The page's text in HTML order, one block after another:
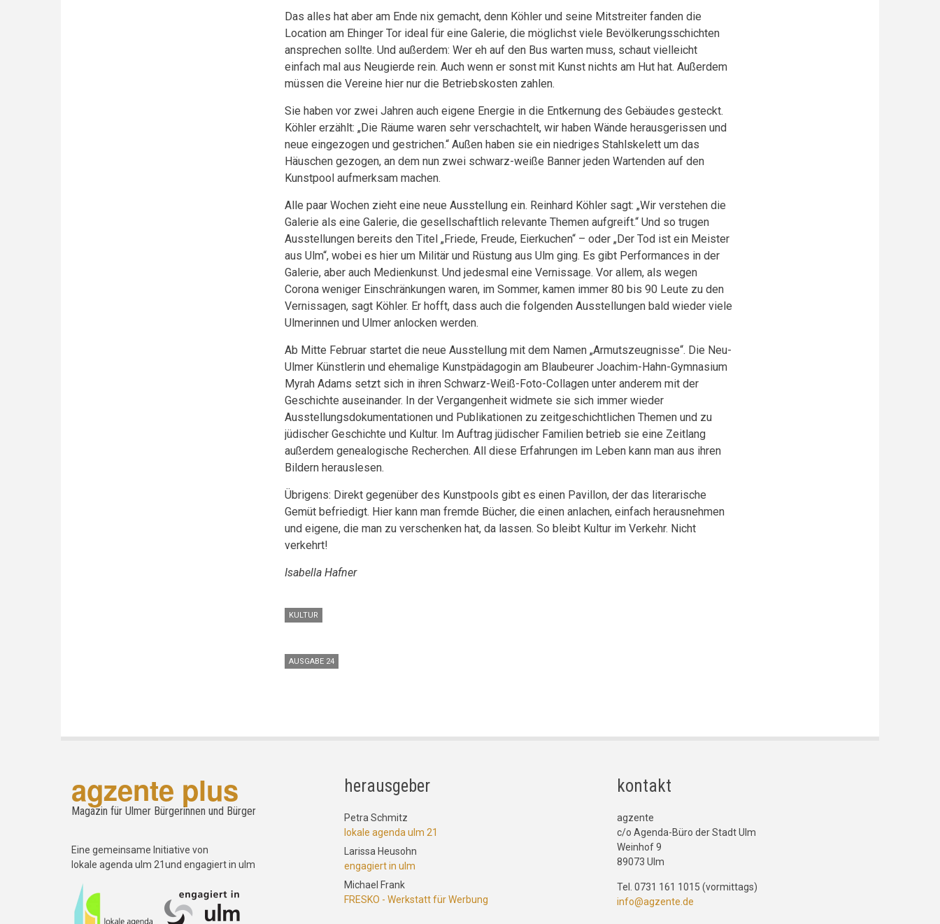
Das alles hat aber am Ende nix gemacht, denn Köhler und seine Mitstreiter fanden die
Location am Ehinger Tor ideal für eine Galerie, die möglichst viele Bevölkerungsschichten
ansprechen sollte. Und außerdem: Wer eh auf den Bus warten muss, schaut vielleicht
einfach mal aus Neugierde rein. Auch wenn er sonst mit Kunst nichts am Hut hat. Außerdem
müssen die Vereine hier nur die Betriebskosten zahlen.
Sie haben vor zwei Jahren auch eigene Energie in die Entkernung des Gebäudes gesteckt.
Köhler erzählt: „Die Räume waren sehr verschachtelt, wir haben Wände herausgerissen und
neue eingezogen und gestrichen.“ Außen haben sie ein niedriges Stahlskelett um das
Häuschen gezogen, an dem nun zwei schwarz-weiße Banner jeden Wartenden auf den
Kunstpool aufmerksam machen.
Alle paar Wochen zieht eine neue Ausstellung ein. Reinhard Köhler sagt: „Wir verstehen die
Galerie als eine Galerie, die gesellschaftlich relevante Themen aufgreift.“ Und so trugen
Ausstellungen bereits den Titel „Friede, Freude, Eierkuchen“ – oder „Der Tod ist ein Meister
aus Ulm“, wobei es hier um Militär und Rüstung aus Ulm ging. Es gibt Performances in der
Galerie, aber auch Medienkunst. Und jedesmal eine Vernissage. Vor allem, als wegen
Corona weniger Einschränkungen waren, im Sommer, kamen immer 80 bis 90 Leute zu den
Vernissagen, sagt Köhler. Er hofft, dass auch die folgenden Ausstellungen bald wieder viele
Ulmerinnen und Ulmer anlocken werden.
Ab Mitte Februar startet die neue Ausstellung mit dem Namen „Armutszeugnisse“. Die Neu-
Ulmer Künstlerin und ehemalige Kunstpädagogin am Blaubeurer Joachim-Hahn-Gymnasium
Myrah Adams setzt sich in ihren Schwarz-Weiß-Foto-Collagen unter anderem mit der
Geschichte auseinander. In der Vergangenheit widmete sie sich immer wieder
Ausstellungsdokumentationen und Publikationen zu zeitgeschichtlichen Themen und zu
jüdischer Geschichte und Kultur. Im Auftrag jüdischer Familien betrieb sie eine Zeitlang
außerdem genealogische Recherchen. All diese Erfahrungen im Leben kann man aus ihren
Bildern herauslesen.
Übrigens: Direkt gegenüber des Kunstpools gibt es einen Pavillon, der das literarische
Gemüt befriedigt. Hier kann man fremde Bücher, die einen anlachen, einfach herausnehmen
und eigene, die man zu verschenken hat, da lassen. So bleibt Kultur im Verkehr. Nicht
verkehrt!
Isabella Hafner
KULTUR
AUSGABE 24
agzente plus
Magazin für Ulmer Bürgerinnen und Bürger
Eine gemeinsame Initiative von
lokale agenda ulm 21und engagiert in ulm
herausgeber
Petra Schmitz
lokale agenda ulm 21
Larissa Heusohn
engagiert in ulm
Michael Frank
FRESKO - Werkstatt für Werbung
kontakt
agzente
c/o Agenda-Büro der Stadt Ulm
Weinhof 9
89073 Ulm
Tel. 0731 161 1015 (vormittags)
info@agzente.de